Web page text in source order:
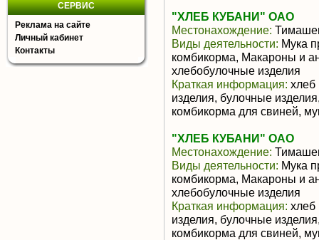
СЕРВИС
Реклама на сайте
Личный кабинет
Контакты
"ХЛЕБ КУБАНИ" ОАО
Местонахождение:
Виды деятельности: Мука
комбикорма, Макароны и
хлебобулочные изделия
Краткая информация:
изделия, булочные
комбикорма для свиней,
"ХЛЕБ КУБАНИ" ОАО
Местонахождение:
Виды деятельности: Мука
комбикорма, Макароны и
хлебобулочные изделия
Краткая информация:
изделия, булочные
комбикорма для свиней,